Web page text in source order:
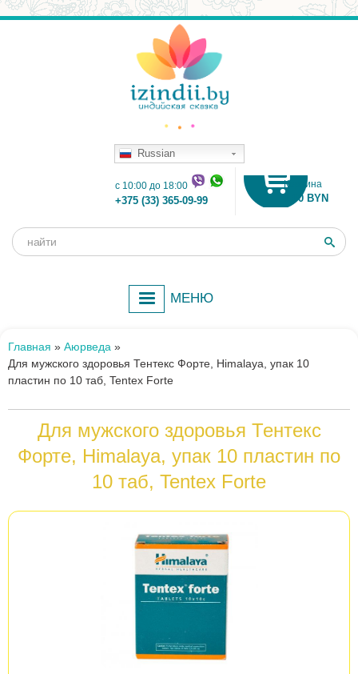
Russian
Корзина
0.00 BYN
c 10:00 до 18:00
+375 (33) 365-09-99
Форма
Поиск
МЕНЮ
Вы
Главная » Аюрведа »
Для мужского здоровья Тентекс Форте, Himalaya, упак 10
пластин по 10 таб, Tentex Forte
Для мужского здоровья Тентекс
Форте, Himalaya, упак 10 пластин по
10 таб, Tentex Forte